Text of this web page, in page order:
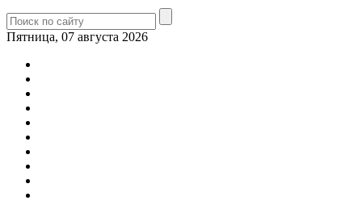
Пятница, 07 августа 2026